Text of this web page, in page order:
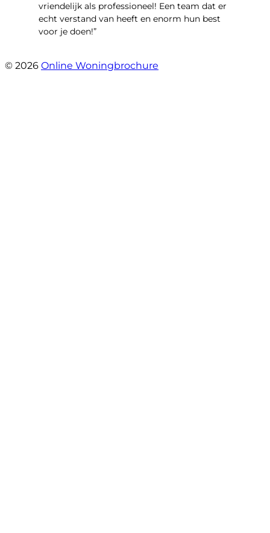
vriendelijk als professioneel! Een team dat er
echt verstand van heeft en enorm hun best
voor je doen!”
© 2026 Online Woningbrochure